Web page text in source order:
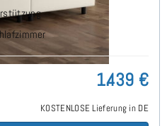
1.439 €
KOSTENLOSE Lieferung in DE